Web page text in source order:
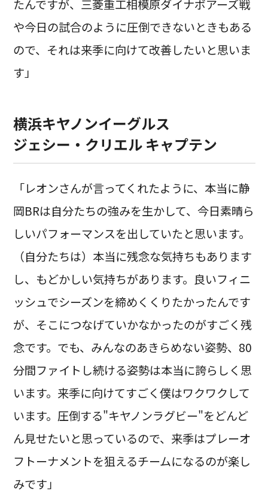
たんですが、三菱重工相模原ダイナボアーズ戦
や今日の試合のように圧倒できないときもある
ので、それは来季に向けて改善したいと思いま
す」
横浜キヤノンイーグルス
ジェシー・クリエル キャプテン
「レオンさんが言ってくれたように、本当に静
岡BRは自分たちの強みを生かして、今日素晴ら
しいパフォーマンスを出していたと思います。
（自分たちは）本当に残念な気持ちもあります
し、もどかしい気持ちがあります。良いフィニ
ッシュでシーズンを締めくくりたかったんです
が、そこにつなげていかなかったのがすごく残
念です。でも、みんなのあきらめない姿勢、80
分間ファイトし続ける姿勢は本当に誇らしく思
います。来季に向けてすごく僕はワクワクして
います。圧倒する"キヤノンラグビー"をどんど
ん見せたいと思っているので、来季はプレーオ
フトーナメントを狙えるチームになるのが楽し
みです」